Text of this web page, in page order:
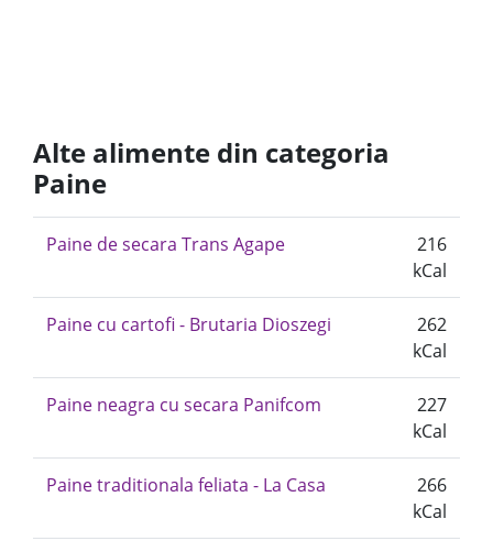
Alte alimente din categoria
Paine
Paine de secara Trans Agape
216
kCal
Paine cu cartofi - Brutaria Dioszegi
262
kCal
Paine neagra cu secara Panifcom
227
kCal
Paine traditionala feliata - La Casa
266
kCal